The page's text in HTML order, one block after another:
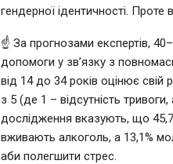
гендерної ідентичності. Проте
☝️ За прогнозами експертів,
допомоги у зв’язку з
від 14 до 34 років оцінює свій
з 5 (де 1 – відсутність
дослідження вказують, що
вживають алкоголь, а 13,1%
аби полегшити стрес.